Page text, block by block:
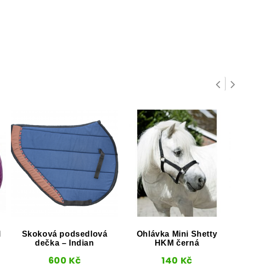
Skoková podsedlová
dečka – Indian
600 Kč
Ohlávka Mini Shetty
HKM černá
140 Kč